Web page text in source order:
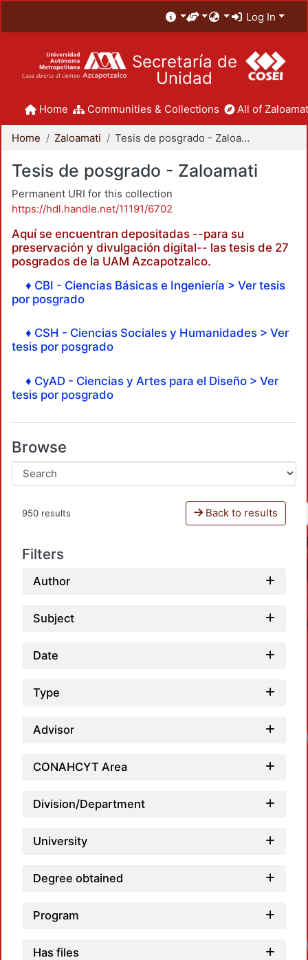
Log In
Secretaría de
Unidad
Home Communities & Collections All of
Home Zaloamati Tesis de posgrado - Zaloamati
Tesis de posgrado - Zaloamati
Permanent URI for this collection
https://hdl.handle.net/11191/6702
Aquí se encuentran depositadas --para su
preservación y divulgación digital-- las tesis de 27
posgrados de la UAM Azcapotzalco.
♦ CBI - Ciencias Básicas e Ingeniería > Ver tesis
por posgrado
♦ CSH - Ciencias Sociales y Humanidades > Ver
tesis por posgrado
♦ CyAD - Ciencias y Artes para el Diseño > Ver
tesis por posgrado
Browse
950 results Back to results
Filters
Author
Subject
Date
Type
Advisor
CONAHCYT Area
Division/Department
University
Degree obtained
Program
Has files